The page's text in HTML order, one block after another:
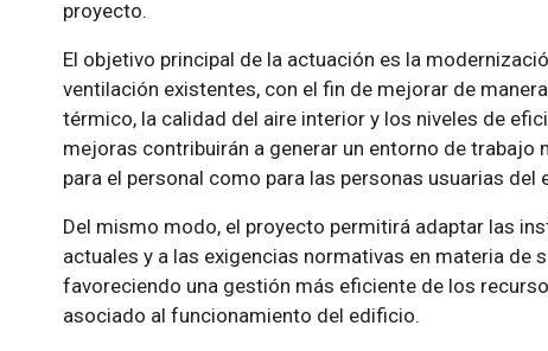
proyecto.
El objetivo principal de la actuación es la
ventilación existentes, con el fin de mejorar de
térmico, la calidad del aire interior y los niveles de
mejoras contribuirán a generar un entorno de
para el personal como para las personas usuarias del
Del mismo modo, el proyecto permitirá adaptar las
actuales y a las exigencias normativas en materia de
favoreciendo una gestión más eficiente de los
asociado al funcionamiento del edificio.